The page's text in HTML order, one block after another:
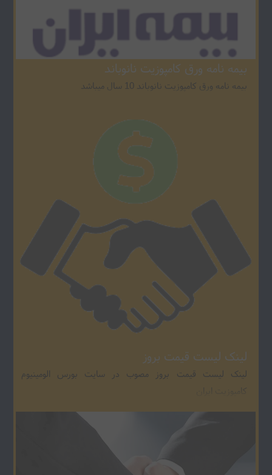
بیمه نامه ورق کامپوزیت نانوباند
بیمه نامه ورق کامپوزیت نانوباند 10 سال میباشد
لینک لیست قیمت بروز
لینک لیست قیمت بروز مصوب در سایت بورس الومینیوم